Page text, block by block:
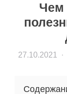
Чем
27.10.2021 ·